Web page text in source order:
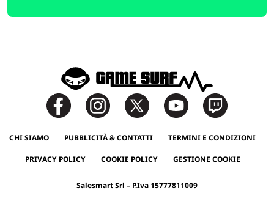
CHI SIAMO PUBBLICITÀ & CONTATTI TERMINI E CONDIZIONI
PRIVACY POLICY COOKIE POLICY GESTIONE COOKIE
Salesmart Srl – P.Iva 15777811009